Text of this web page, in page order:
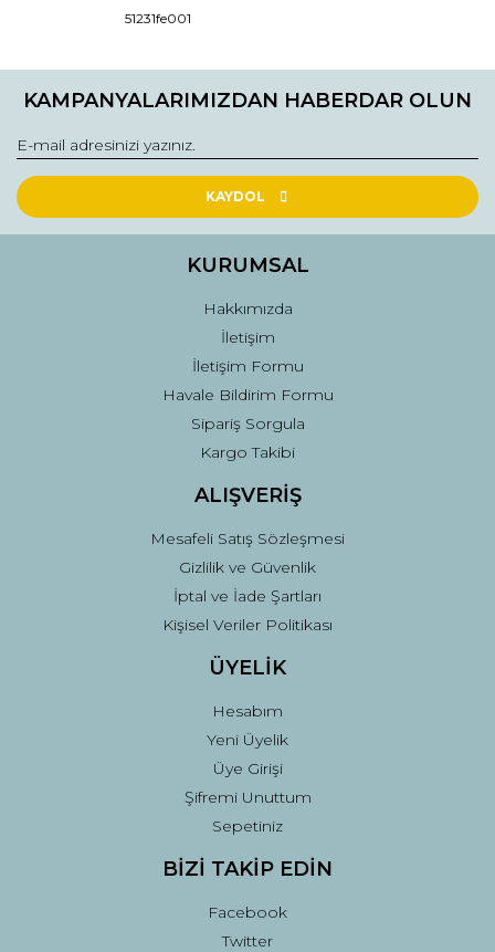
Gönder
51231fe001
KAMPANYALARIMIZDAN HABERDAR OLUN
KAYDOL
KURUMSAL
Hakkımızda
İletişim
İletişim Formu
Havale Bildirim Formu
Sipariş Sorgula
Kargo Takibi
ALIŞVERİŞ
Mesafeli Satış Sözleşmesi
Gizlilik ve Güvenlik
İptal ve İade Şartları
Kişisel Veriler Politikası
ÜYELİK
Hesabım
Yeni Üyelik
Üye Girişi
Şifremi Unuttum
Sepetiniz
BİZİ TAKİP EDİN
Facebook
Twitter